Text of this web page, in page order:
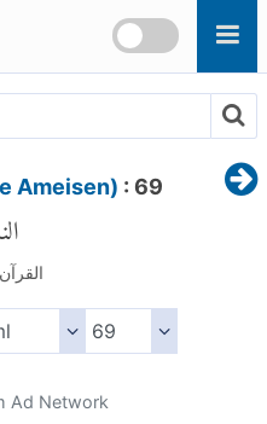
Ameisen) : 69
Ad Network